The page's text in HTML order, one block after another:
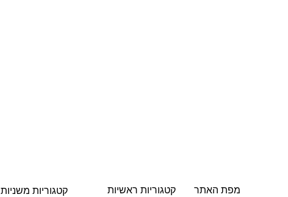
קטגוריות משניות
קטגוריות ראשיות
מפת האתר